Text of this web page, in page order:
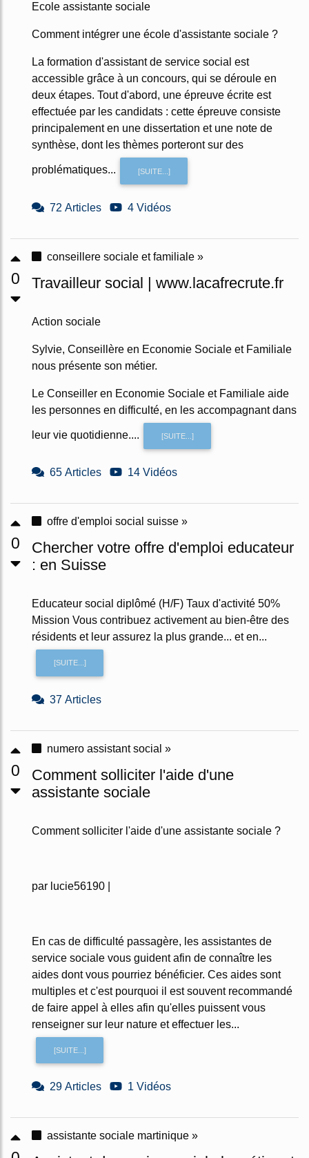
Ecole assistante sociale
Comment intégrer une école d'assistante sociale ?
La formation d'assistant de service social est
accessible grâce à un concours, qui se déroule en
deux étapes. Tout d'abord, une épreuve écrite est
effectuée par les candidats : cette épreuve consiste
principalement en une dissertation et une note de
synthèse, dont les thèmes porteront sur des
problématiques... [SUITE...]
72 Articles 4 Vidéos
0
conseillere sociale et familiale »
Travailleur social | www.lacafrecrute.fr
Action sociale
Sylvie, Conseillère en Economie Sociale et Familiale
nous présente son métier.
Le Conseiller en Economie Sociale et Familiale aide
les personnes en difficulté, en les accompagnant dans
leur vie quotidienne.... [SUITE...]
65 Articles 14 Vidéos
0
offre d'emploi social suisse »
Chercher votre offre d'emploi educateur
: en Suisse
Educateur social diplômé (H/F) Taux d'activité 50%
Mission Vous contribuez activement au bien-être des
résidents et leur assurez la plus grande... et en...
[SUITE...]
37 Articles
0
numero assistant social »
Comment solliciter l'aide d'une
assistante sociale
Comment solliciter l'aide d'une assistante sociale ?
par lucie56190 |
En cas de difficulté passagère, les assistantes de
service sociale vous guident afin de connaître les
aides dont vous pourriez bénéficier. Ces aides sont
multiples et c'est pourquoi il est souvent recommandé
de faire appel à elles afin qu'elles puissent vous
renseigner sur leur nature et effectuer les...
[SUITE...]
29 Articles 1 Vidéos
assistante sociale martinique »